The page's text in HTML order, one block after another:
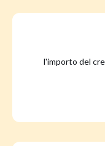
l'importo del